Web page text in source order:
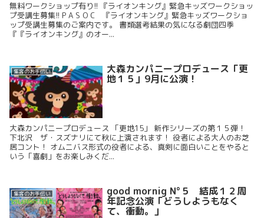
無料ワークショップ有り!! 『ライオンキング』緊急キッズワークショッ
プ受講生募集!! P A S O C 『ライオンキング』緊急キッズワークショ
ップ受講生募集のご案内です。 書類選考結果の気になる劇団四季
『『ライオンキング』のオー...
集客のお手伝い 大森カンパニープロデュース「更
地１５」9月に公演！
大森カンパニープロデュース 「更地15」 新作シリーズの第１５弾！
下北沢 ザ・スズナリにて秋に上演されます！ 役者による大人のお芝
居コント！ オムニバス形式の役者による、真剣に面白いことをやると
いう「喜劇」をお楽しみくだ...
集客のお手伝い good mornig N°５ 結成１２周
年記念公演「どうしようもなく
て、衝動。」